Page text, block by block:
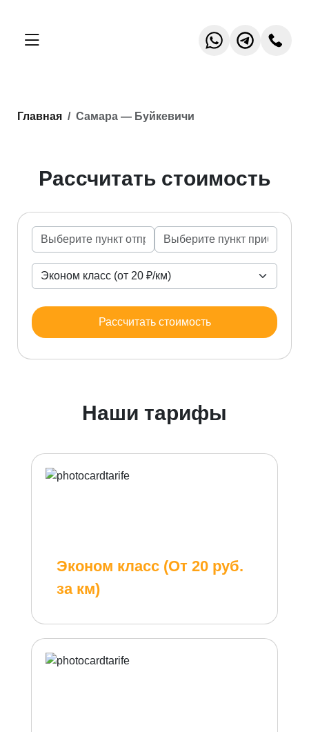
Главная Самара — Буйкевичи
Рассчитать стоимость
Рассчитать стоимость
Наши тарифы
Эконом класс (От 20 руб.
за км)